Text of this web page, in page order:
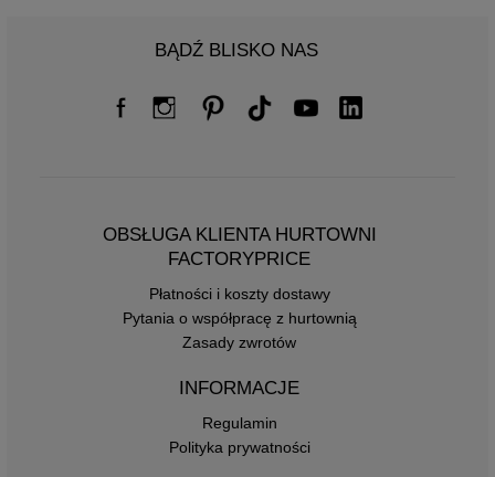
BĄDŹ BLISKO NAS
OBSŁUGA KLIENTA HURTOWNI
FACTORYPRICE
Płatności i koszty dostawy
Pytania o współpracę z hurtownią
Zasady zwrotów
INFORMACJE
Regulamin
Polityka prywatności